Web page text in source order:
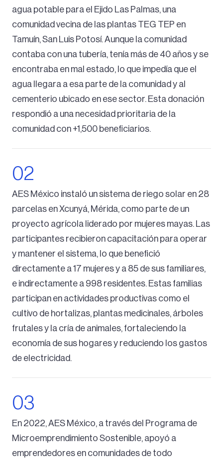
agua potable para el Ejido Las Palmas, una
comunidad vecina de las plantas TEG TEP en
Tamuín, San Luis Potosí. Aunque la comunidad
contaba con una tubería, tenía más de 40 años y se
encontraba en mal estado, lo que impedía que el
agua llegara a esa parte de la comunidad y al
cementerio ubicado en ese sector. Esta donación
respondió a una necesidad prioritaria de la
comunidad con +1,500 beneficiarios.
AES México instaló un sistema de riego solar en 28
parcelas en Xcunyá, Mérida, como parte de un
proyecto agrícola liderado por mujeres mayas. Las
participantes recibieron capacitación para operar
y mantener el sistema, lo que benefició
directamente a 17 mujeres y a 85 de sus familiares,
e indirectamente a 998 residentes. Estas familias
participan en actividades productivas como el
cultivo de hortalizas, plantas medicinales, árboles
frutales y la cría de animales, fortaleciendo la
economía de sus hogares y reduciendo los gastos
de electricidad.
En 2022, AES México, a través del Programa de
Microemprendimiento Sostenible, apoyó a
emprendedores en comunidades de todo